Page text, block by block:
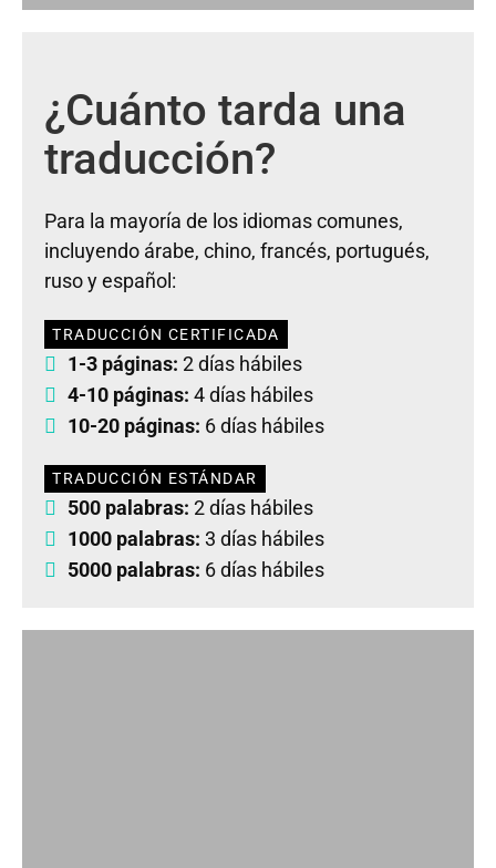
¿Cuánto tarda una
traducción?
Para la mayoría de los idiomas comunes,
incluyendo árabe, chino, francés, portugués,
ruso y español:
TRADUCCIÓN CERTIFICADA
1-3 páginas: 2 días hábiles
4-10 páginas: 4 días hábiles
10-20 páginas: 6 días hábiles
TRADUCCIÓN ESTÁNDAR
500 palabras: 2 días hábiles
1000 palabras: 3 días hábiles
5000 palabras: 6 días hábiles